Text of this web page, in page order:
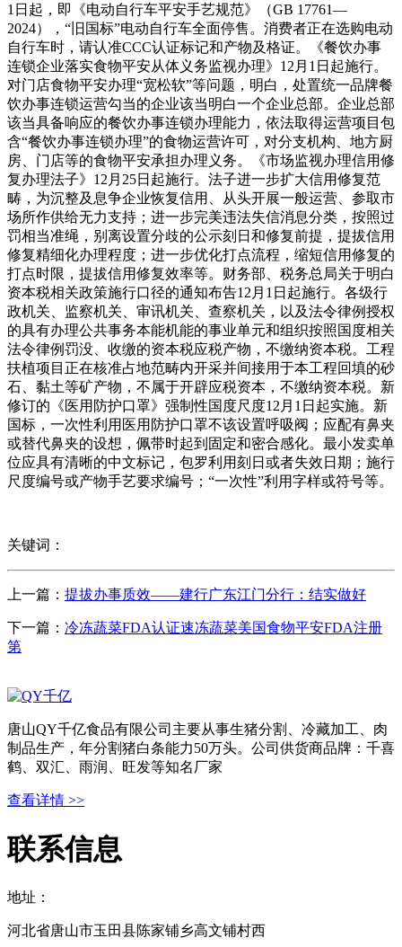
1日起，即《电动自行车平安手艺规范》（GB 17761—
2024），“旧国标”电动自行车全面停售。消费者正在选购电动
自行车时，请认准CCC认证标记和产物及格证。《餐饮办事
连锁企业落实食物平安从体义务监视办理》12月1日起施行。
对门店食物平安办理“宽松软”等问题，明白，处置统一品牌餐
饮办事连锁运营勾当的企业该当明白一个企业总部。企业总部
该当具备响应的餐饮办事连锁办理能力，依法取得运营项目包
含“餐饮办事连锁办理”的食物运营许可，对分支机构、地方厨
房、门店等的食物平安承担办理义务。《市场监视办理信用修
复办理法子》12月25日起施行。法子进一步扩大信用修复范
畴，为沉整及息争企业恢复信用、从头开展一般运营、参取市
场所作供给无力支持；进一步完美违法失信消息分类，按照过
罚相当准绳，别离设置分歧的公示刻日和修复前提，提拔信用
修复精细化办理程度；进一步优化打点流程，缩短信用修复的
打点时限，提拔信用修复效率等。财务部、税务总局关于明白
资本税相关政策施行口径的通知布告12月1日起施行。各级行
政机关、监察机关、审讯机关、查察机关，以及法令律例授权
的具有办理公共事务本能机能的事业单元和组织按照国度相关
法令律例罚没、收缴的资本税应税产物，不缴纳资本税。工程
扶植项目正在核准占地范畴内开采并间接用于本工程回填的砂
石、黏土等矿产物，不属于开辟应税资本，不缴纳资本税。新
修订的《医用防护口罩》强制性国度尺度12月1日起实施。新
国标，一次性利用医用防护口罩不该设置呼吸阀；应配有鼻夹
或替代鼻夹的设想，佩带时起到固定和密合感化。最小发卖单
位应具有清晰的中文标记，包罗利用刻日或者失效日期；施行
尺度编号或产物手艺要求编号；“一次性”利用字样或符号等。
关键词：
上一篇： 提拔办事质效——建行广东江门分行：结实做好
下一篇： 冷冻蔬菜FDA认证速冻蔬菜美国食物平安FDA注册
第
唐山QY千亿食品有限公司主要从事生猪分割、冷藏加工、肉
制品生产，年分割猪白条能力50万头。公司供货商品牌：千喜
鹤、双汇、雨润、旺发等知名厂家
查看详情 >>
联系信息
地址：
河北省唐山市玉田县陈家铺乡高文铺村西